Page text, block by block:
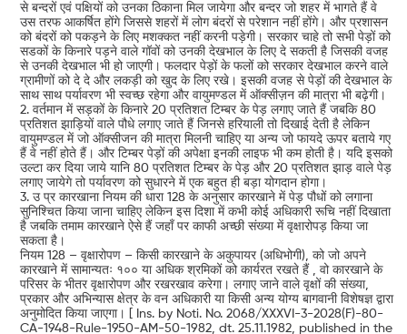
से बन्दरों एवं पक्षियों को उनका ठिकाना मिल जायेगा और बन्दर जो शहर में भागते हैं वे
उस तरफ आकर्षित होंगे जिससे शहरों में लोग बंदरों से परेशान नहीं होंगे। और प्रशासन
को बंदरों को पकड़ने के लिए मशक्कत नहीं करनी पड़ेगी। सरकार चाहे तो सभी पेड़ों को
सडकों के किनारे पड़ने वाले गॉवों को उनकी देखभाल के लिए दे सकती है जिसकी वजह
से उनकी देखभाल भी हो जाएगी। फलदार पेड़ों के फलों को सरकार देखभाल करने वाले
ग्रामीणों को दे दे और लकड़ी को खुद के लिए रखे। इसकी वजह से पेड़ों की देखभाल के
साथ साथ पर्यावरण भी स्वच्छ रहेगा और वायुमण्डल में ऑक्सीज़न की मात्रा भी बढ़ेगी।
2. वर्तमान में सड़कों के किनारे 20 प्रतिशत टिम्बर के पेड़ लगाए जाते हैं जबकि 80
प्रतिशत झाड़ियों वाले पौधे लगाए जाते हैं जिनसे हरियाली तो दिखाई देती है लेकिन
वायुमण्डल में जो ऑक्सीजन की मात्रा मिलनी चाहिए या अन्य जो फायदे ऊपर बताये गए
हैं वे नहीं होते हैं। और टिम्बर पेड़ों की अपेक्षा इनकी लाइफ भी कम होती है। यदि इसको
उल्टा कर दिया जाये यानि 80 प्रतिशत टिम्बर के पेड़ और 20 प्रतिशत झाड़ वाले पेड़
लगाए जायेगे तो पर्यावरण को सुधारने में एक बहुत ही बड़ा योगदान होगा।
3. उ प्र कारखाना नियम की धारा 128 के अनुसार कारखाने में पेड़ पौधों को लगाना
सुनिश्चित किया जाना चाहिए लेकिन इस दिशा में कभी कोई अधिकारी रूचि नहीं दिखाता
है जबकि तमाम कारखाने ऐसे हैं जहाँ पर काफी अच्छी संख्या में वृक्षारोपड़ किया जा
सकता है।
नियम 128 – वृक्षारोपण – किसी कारखाने के अकुपायर (अधिभोगी), को जो अपने
कारखाने में सामान्यतः १०० या अधिक श्रमिकों को कार्यरत रखते हैं , वो कारखाने के
परिसर के भीतर वृक्षारोपण और रखरखाव करेगा। लगाए जाने वाले वृक्षों की संख्या,
प्रकार और अभिन्यास क्षेत्र के वन अधिकारी या किसी अन्य योग्य बागवानी विशेषज्ञ द्वारा
अनुमोदित किया जाएगा। [ Ins. by Noti. No. 2068/XXXVI-3-2028(F)-80-
CA-1948-Rule-1950-AM-50-1982, dt. 25.11.1982, published in the